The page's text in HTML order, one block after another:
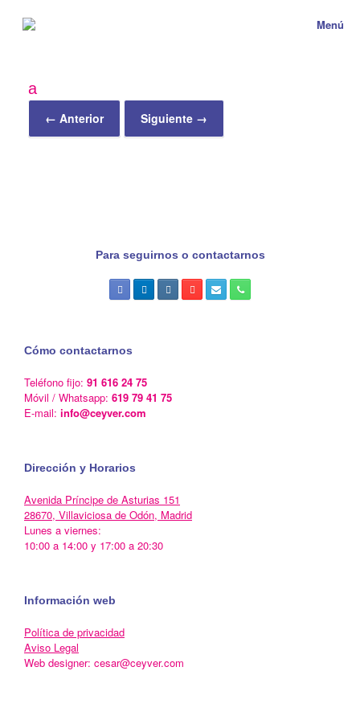
Menú
a
← Anterior Siguiente →
Para seguirnos o contactarnos
Cómo contactarnos
Teléfono fijo: 91 616 24 75
Móvil / Whatsapp: 619 79 41 75
E-mail: info@ceyver.com
Dirección y Horarios
Avenida Príncipe de Asturias 151
28670, Villaviciosa de Odón, Madrid
Lunes a viernes:
10:00 a 14:00 y 17:00 a 20:30
Información web
Política de privacidad
Aviso Legal
Web designer: cesar@ceyver.com